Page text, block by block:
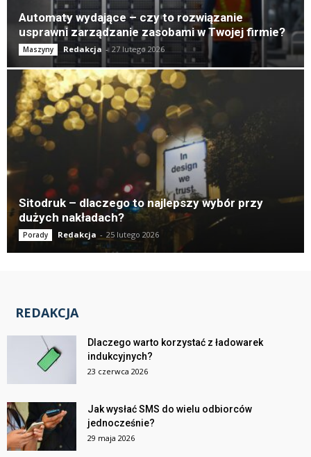
Automaty wydające – czy to rozwiązanie
usprawni zarządzanie zasobami w Twojej firmie?
Maszyny Redakcja - 27 lutego 2026
Sitodruk – dlaczego to najlepszy wybór przy
dużych nakładach?
Porady Redakcja - 25 lutego 2026
REDAKCJA
Dlaczego warto korzystać z ładowarek
indukcyjnych?
23 czerwca 2026
Jak wysłać SMS do wielu odbiorców
jednocześnie?
29 maja 2026